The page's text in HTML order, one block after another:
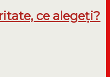
ce alegeți?